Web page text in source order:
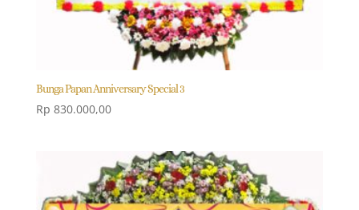
Bunga Papan Anniversary Special 3
Rp 830.000,00